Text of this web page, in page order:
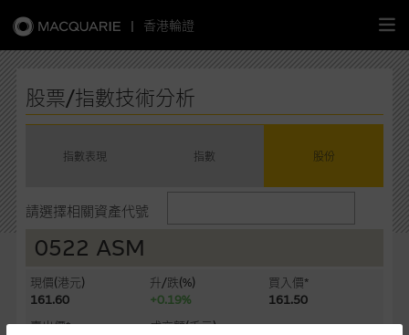
| 香港輪證
牛熊證
選股攻略
股票/指數技術分析
指數表現 指數 股份
請選擇相關資產代號
0522 ASM
現價(港元)
161.60
升/跌(%)
+0.19%
買入價*
161.50
賣出價*
成交額(千元)